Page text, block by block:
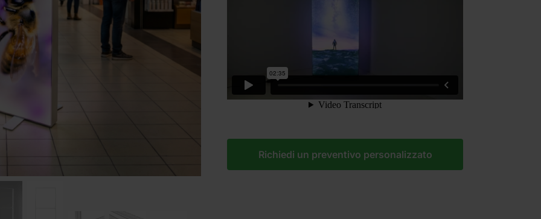
Richiedi un preventivo personalizzato